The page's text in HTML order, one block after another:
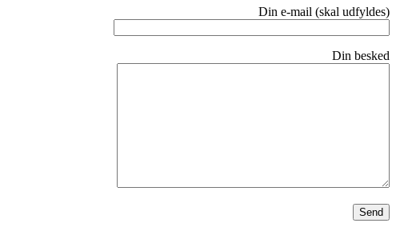
Din e-mail (skal udfyldes)
Din besked